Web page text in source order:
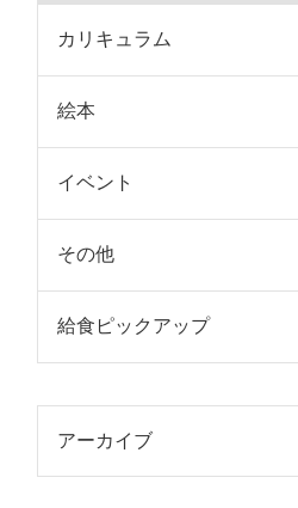
カリキュラム
絵本
イベント
その他
給食ピックアップ
アーカイブ